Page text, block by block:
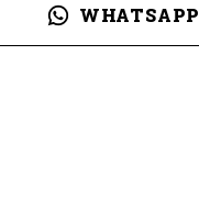
WHATSAPP